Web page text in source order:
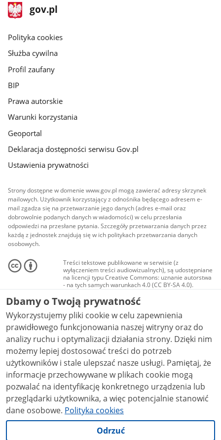
stopka
gov.pl
Strona
gov.pl
gov.pl
Polityka cookies
Służba cywilna
Profil zaufany
BIP
Prawa autorskie
Warunki korzystania
Geoportal
Deklaracja dostępności serwisu Gov.pl
Ustawienia prywatności
Strony dostępne w domenie www.gov.pl mogą zawierać adresy skrzynek
mailowych. Użytkownik korzystający z odnośnika będącego adresem e-
mail zgadza się na przetwarzanie jego danych (adres e-mail oraz
dobrowolnie podanych danych w wiadomości) w celu przesłania
odpowiedzi na przesłane pytania. Szczegóły przetwarzania danych przez
każdą z jednostek znajdują się w ich politykach przetwarzania danych
osobowych.
Treści tekstowe publikowane w serwisie (z
wyłączeniem treści audiowizualnych), są udostępniane
na licencji typu Creative Commons: uznanie autorstwa
- na tych samych warunkach 4.0 (CC BY-SA 4.0).
Materiały audiowizualne, w tym zdjęcia, materiały
audio i wideo, są udostępniane na licencji typu
Creative Commons: uznanie autorstwa użycie
niekomercyjne - bez utworów zależnych 4.0 (CC BY-
NC-ND 4.0), o ile nie jest to stwierdzone inaczej.
Dbamy o Twoją prywatność
Wykorzystujemy pliki cookie w celu zapewnienia
prawidłowego funkcjonowania naszej witryny oraz do
analizy ruchu i optymalizacji działania strony. Dzięki nim
możemy lepiej dostosować treści do potrzeb
użytkowników i stale ulepszać nasze usługi. Pamiętaj, że
informacje przechowywane w plikach cookie mogą
pozwalać na identyfikację konkretnego urządzenia lub
przeglądarki użytkownika, a więc potencjalnie stanowić
dane osobowe. Polityka cookies
Odrzuć